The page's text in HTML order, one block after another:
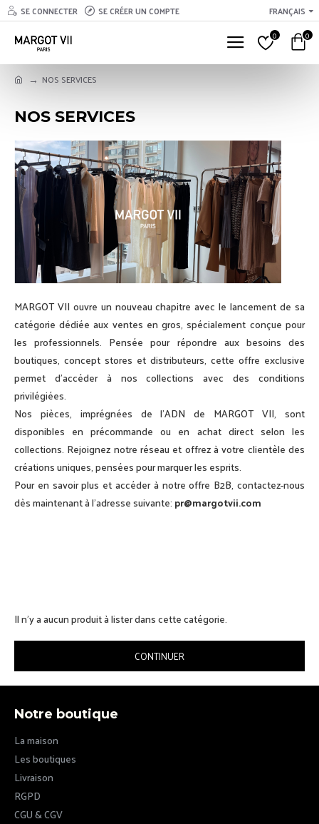
SE CONNECTER SE CRÉER UN COMPTE
FRANÇAIS
0
0
NOS SERVICES
NOS SERVICES
MARGOT VII ouvre un nouveau chapitre avec le lancement de sa
catégorie dédiée aux ventes en gros, spécialement conçue pour
les professionnels. Pensée pour répondre aux besoins des
boutiques, concept stores et distributeurs, cette offre exclusive
permet d’accéder à nos collections avec des conditions
privilégiées.
Nos pièces, imprégnées de l’ADN de MARGOT VII, sont
disponibles en précommande ou en achat direct selon les
collections. Rejoignez notre réseau et offrez à votre clientèle des
créations uniques, pensées pour marquer les esprits.
Pour en savoir plus et accéder à notre offre B2B, contactez-nous
dès maintenant à l’adresse suivante: pr@margotvii.com
Il n’y a aucun produit à lister dans cette catégorie.
CONTINUER
Notre boutique
La maison
Les boutiques
Livraison
RGPD
CGU & CGV